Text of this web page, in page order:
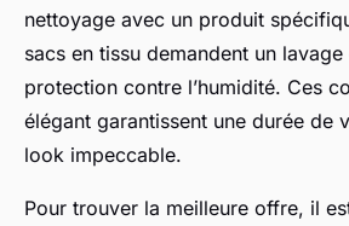
nettoyage avec un produit
sacs en tissu demandent un
protection contre l’humidité. Ces
élégant garantissent une durée de
look impeccable.
Pour trouver la meilleure offre, il